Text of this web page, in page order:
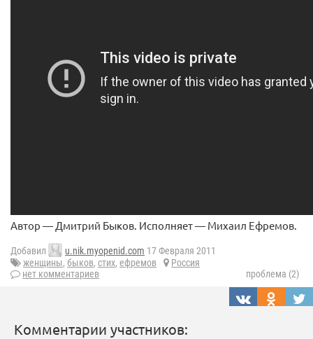
Автор — Дмитрий Быков. Исполняет — Михаил Ефремов.
Добавил u.nik.myopenid.com 17 Февраля 2011
женщины, быков, стих, ефремов
Россия
нет комментариев
проблема (2)
Комментарии участников: